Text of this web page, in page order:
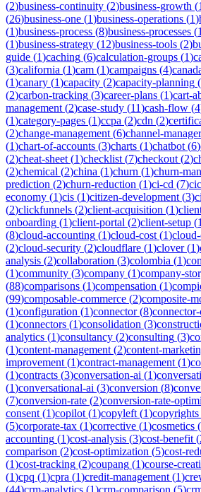
(2)business-continuity (2)business-growth (1
(26)business-one (1)business-operations (1)
(1)business-process (8)business-processes (1
(1)business-strategy (12)business-tools (2)
guide (1)caching (6)calculation-groups (1)
(3)california (1)cam (1)campaigns (4)
(1)canary (1)capacity (2)capacity-planning (
(2)carbon-tracking (3)career-plans (1)cart-
management (2)case-study (11)cash-flow (4
(1)category-pages (1)ccpa (2)cdn (2)
(2)change-management (6)channel-manager
(1)chart-of-accounts (3)charts (1)chatbot (6)
(2)cheat-sheet (1)checklist (7)checkout (2)
(2)chemical (2)china (1)churn (1)churn-
prediction (2)churn-reduction (1)ci-cd (7)
economy (1)cis (1)citizen-development (3)
(2)clickfunnels (2)client-acquisition (1)
onboarding (1)client-portal (2)client-setup (1
(8)cloud-accounting (1)cloud-cost (1)
(2)cloud-security (2)cloudflare (1)clover(1)
analysis (2)collaboration (3)colombia (1)
(1)community (3)company (1)company-
(88)comparisons (1)compensation (1)
(99)composable-commerce (2)composite-
(1)configuration (1)connector(8)
(1)connectors (1)consolidation (3)
analytics (1)consultancy (2)consulting (3)
(1)content-management (2)content-
improvement (1)contract-management (1)
(1)contracts (3)conversation-ai (1)
(1)conversational-ai (3)conversion (8)
(7)conversion-rate (2)conversion-rate-
consent (1)copilot (1)copyleft (1)copyrights
(5)corporate-tax (1)corrective (1)cosmetics (
accounting (1)cost-analysis (3)cost-benefit (
comparison (2)cost-optimization (5)cost-
(1)cost-tracking (2)coupang (1)course-
(1)cpq (1)cpra (1)credit-management (1)
(44)crm-analytics (1)crm-comparison (5)